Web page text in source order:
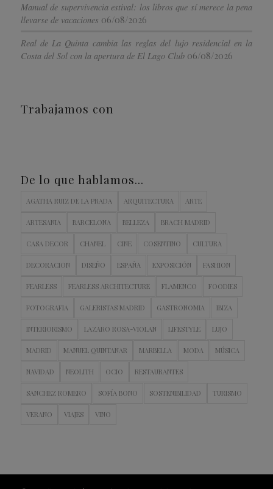
Manual de supervivencia estival: los libros que sí merece la pena
llevarse de vacaciones 06/08/2026
Real de La Quinta cambia las reglas del lujo residencial en la
Costa del Sol con la apertura de El Lago Club 06/08/2026
Trabajamos con
De lo que hablamos…
AGATHA RUIZ DE LA PRADA ARQUITECTURA ARTE
ARTESANIA BARCELONA BELLEZA BRACH MADRID
CASA DECOR CHANEL CINE COSENTINO CULTURA
DECORACION DISEÑO ESPAÑA EXPOSICIÓN FASHION
FEARLESS FEARLESS ARCHITECTURE FLAMENCO FOODIES
FOTOGRAFIA GALERISTAS MADRID GASTRONOMIA IBIZA
INTERIORISMO LAZARO ROSA-VIOLAN LIFESTYLE LUJO
MADRID MANUEL QUINTANAR MARBELLA MODA MÚSICA
NAVIDAD NEOLITH OCIO RESTAURANTES
SANCHEZ ROMERO SOFÍA BONO SOSTENIBILIDAD TURISMO
VERANO VIAJES VINO